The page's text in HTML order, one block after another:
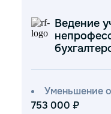
Ведение
Уменьшение
753 000 ₽